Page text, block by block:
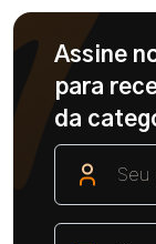
Assine
para
da